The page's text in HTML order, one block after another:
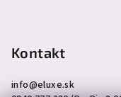
Kontakt
info@eluxe.sk